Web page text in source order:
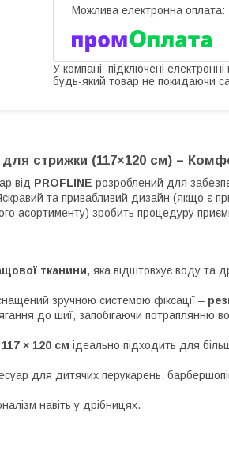
У компанії підключені
будь-який товар не покидаючи
стрижки (117×120 см) –
від PROFLINE розроблений для
та привабливий дизайн (якщо є
асортименту) зробить процедуру
тканини, яка відштовхує воду та
зручною системою фіксації –
до шиї, запобігаючи потраплянню
117 × 120 см ідеально підходить для
для дитячих перукарень,
навіть у дрібницях.